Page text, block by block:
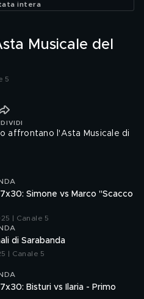
intera
Musicale del
5
affrontano l'Asta Musicale di
Simone vs Marco "Scacco
| Canale 5
di Sarabanda
| Canale 5
Bisturi vs Ilaria - Primo